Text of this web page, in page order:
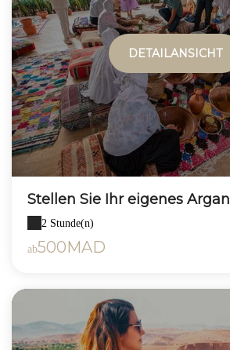
DETAILANSICHT
Stellen Sie Ihr eigenes
2 Stunde(n)
ab500MAD